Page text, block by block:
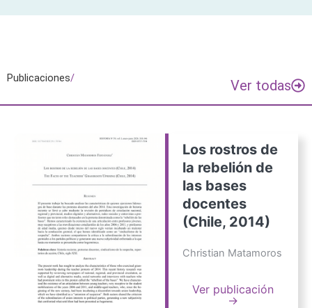
Publicaciones/ Ver todas
Los rostros de
la rebelión de
las bases
docentes
(Chile, 2014)
Christian Matamoros
Ver publicación
→